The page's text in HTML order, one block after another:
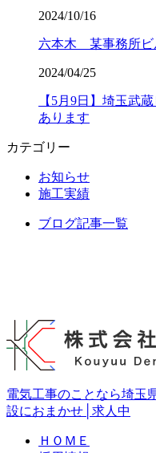
2024/10/16
六本木 某事務所
2024/04/25
【5月9日】埼玉武
あります
カテゴリー
お知らせ
施工実績
ブログ記事一覧
電気工事のことなら埼玉
設におまかせ│求人中
ＨＯＭＥ